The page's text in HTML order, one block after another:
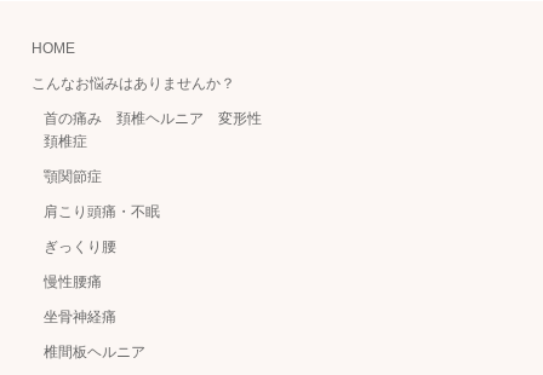
HOME
こんなお悩みはありませんか？
首の痛み 頚椎ヘルニア 変形性
頚椎症
顎関節症
肩こり頭痛・不眠
ぎっくり腰
慢性腰痛
坐骨神経痛
椎間板ヘルニア